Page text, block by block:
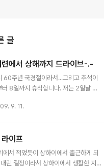
글
에서 상해까지 드라이브-.-
60주년 국경절이라서...그리고 추석이
8일까지 휴식합니다. 저는 2일날 상
정인데, 대련에 있는 차를 끌고 와야
나 되는 거리라고 합니다. 그 사이에
같은 개념)을 거쳐서 상해에 도착하게
전 길치라서 할수 없이 GPS도 하나 장
9. 11.
이프
에서 적었듯이 상하이에서 출근하게 되
린 결정이라서 상하이에서 생활한 지